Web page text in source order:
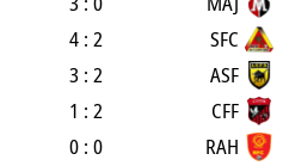
4 : 2 SFC
3 : 2 ASF
1 : 2 CFF
0 : 0 RAH